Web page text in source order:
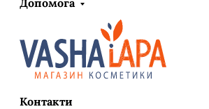
Допомога
Контакти